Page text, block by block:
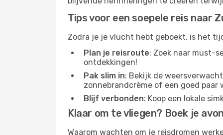
Tips voor een soepele reis naar
Zodra je je vlucht hebt geboekt, is het
Plan je reisroute: Zoek naar must-
ontdekkingen!
Pak slim in: Bekijk de
zonnebrandcrème of een goed paar
Blijf verbonden: Koop een lokale
Klaar om te vliegen? Boek je
Waarom wachten om je reisdromen